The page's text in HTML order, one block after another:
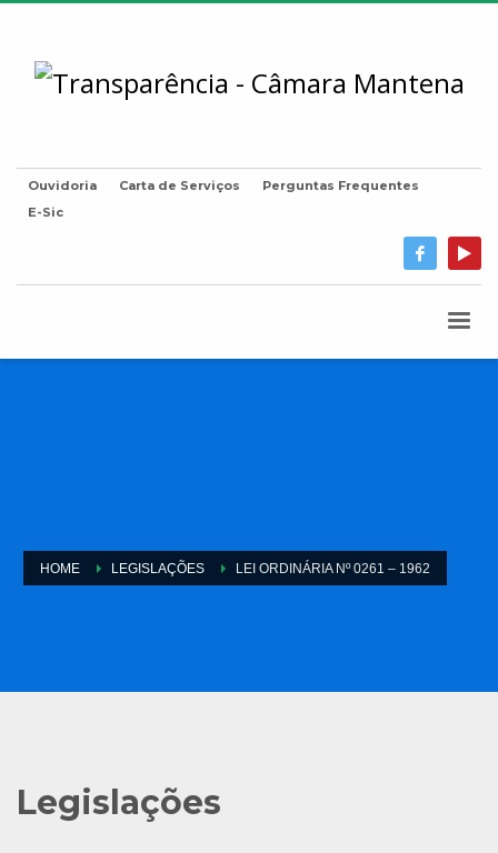
Ouvidoria Carta de Serviços
Perguntas Frequentes
E-Sic
HOME LEGISLAÇÕES LEI ORDINÁRIA Nº 0261 – 1962
Legislações